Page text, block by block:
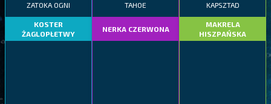
ZATOKA OGNI
KOSTER
ŻAGLOPŁETWY
TAHOE
NERKA CZERWONA
KAPSZTAD
MAKRELA
HISZPAŃSKA